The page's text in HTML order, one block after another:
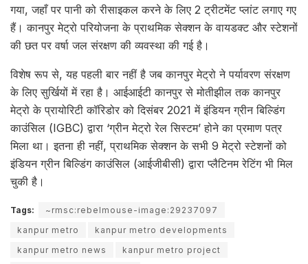
गया, जहाँ पर पानी को रीसाइकल करने के लिए 2 ट्रीटमेंट प्लांट लगाए गए
हैं। कानपुर मेट्रो परियोजना के प्राथमिक सेक्शन के वायडक्ट और स्टेशनों
की छत पर वर्षा जल संरक्षण की व्यवस्था की गई है।
विशेष रूप से, यह पहली बार नहीं है जब कानपुर मेट्रो ने पर्यावरण संरक्षण
के लिए सुर्खियों में रहा है। आईआईटी कानपुर से मोतीझील तक कानपुर
मेट्रो के प्रायोरिटी कॉरिडोर को दिसंबर 2021 में इंडियन ग्रीन बिल्डिंग
काउंसिल (IGBC) द्वारा ‘ग्रीन मेट्रो रेल सिस्टम’ होने का प्रमाण पत्र
मिला था। इतना ही नहीं, प्राथमिक सेक्शन के सभी 9 मेट्रो स्टेशनों को
इंडियन ग्रीन बिल्डिंग काउंसिल (आईजीबीसी) द्वारा प्लैटिनम रेटिंग भी मिल
चुकी है।
Tags:
~rmsc:rebelmouse-image:29237097
kanpur metro
kanpur metro developments
kanpur metro news
kanpur metro project